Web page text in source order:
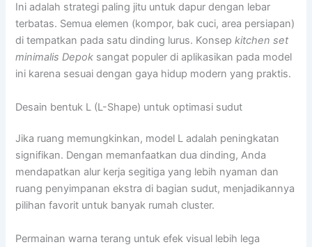
Ini adalah strategi paling jitu untuk dapur dengan lebar
terbatas. Semua elemen (kompor, bak cuci, area persiapan)
di tempatkan pada satu dinding lurus. Konsepkitchen set
minimalis Depok sangat populer di aplikasikan pada model
ini karena sesuai dengan gaya hidup modern yang praktis.
Desain bentuk L (L-Shape) untuk optimasi sudut
Jika ruang memungkinkan, model L adalah peningkatan
signifikan. Dengan memanfaatkan dua dinding, Anda
mendapatkan alur kerja segitiga yang lebih nyaman dan
ruang penyimpanan ekstra di bagian sudut, menjadikannya
pilihan favorit untuk banyak rumah cluster.
Permainan warna terang untuk efek visual lebih lega